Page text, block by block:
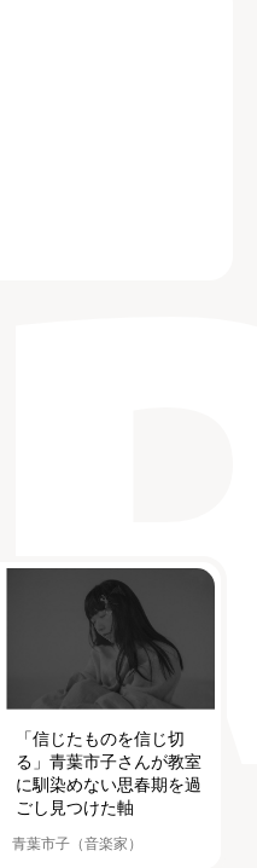
「信じたものを信じ切
る」青葉市子さんが教室
に馴染めない思春期を過
ごし見つけた軸
青葉市子（音楽家）